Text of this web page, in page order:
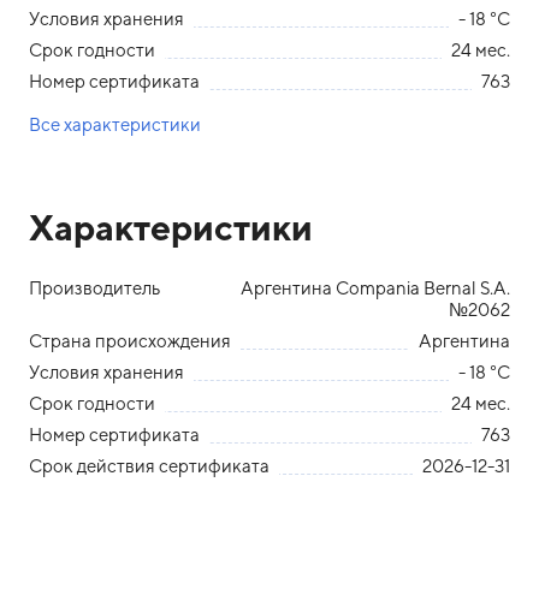
Условия хранения
- 18 °С
Срок годности
24 мес.
Номер сертификата
763
Все характеристики
Характеристики
Производитель
Аргентина Compania Bernal S.A.
№2062
Страна происхождения
Аргентина
Условия хранения
- 18 °С
Срок годности
24 мес.
Номер сертификата
763
Срок действия сертификата
2026-12-31